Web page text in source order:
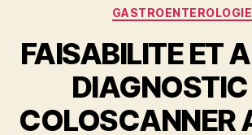
Catégories
GASTROENTEROLOGIE
FAISABILITE ET
COLOSCANNER